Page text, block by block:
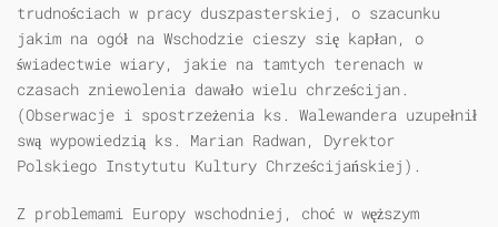
trudnościach w pracy duszpasterskiej, o szacunku
jakim na ogół na Wschodzie cieszy się kapłan, o
świadectwie wiary, jakie na tamtych terenach w
czasach zniewolenia dawało wielu chrześcijan.
(Obserwacje i spostrzeżenia ks. Walewandera uzupełnił
swą wypowiedzią ks. Marian Radwan, Dyrektor
Polskiego Instytutu Kultury Chrześcijańskiej).
Z problemami Europy wschodniej, choć w węższym